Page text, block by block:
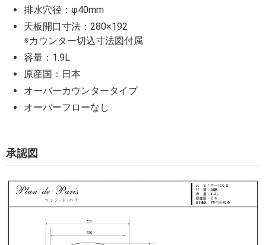
排水穴径：φ40mm
天板開口寸法：280×192
※カウンター切込寸法図付属
容量：1.9L
原産国：日本
オーバーカウンタータイプ
オーバーフローなし
承認図